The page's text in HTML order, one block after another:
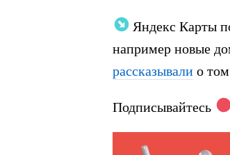
Яндекс Карты
например новые
рассказывалио
Подписывайтесь